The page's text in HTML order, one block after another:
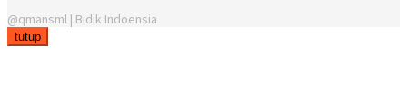
@qmansml | Bidik Indoensia
tutup